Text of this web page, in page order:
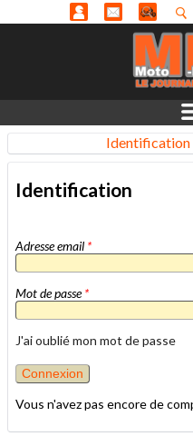
Identification
Identification
Adresse email *
Mot de passe*
J'ai oublié mon mot de passe
Vous n'avez pas encore de